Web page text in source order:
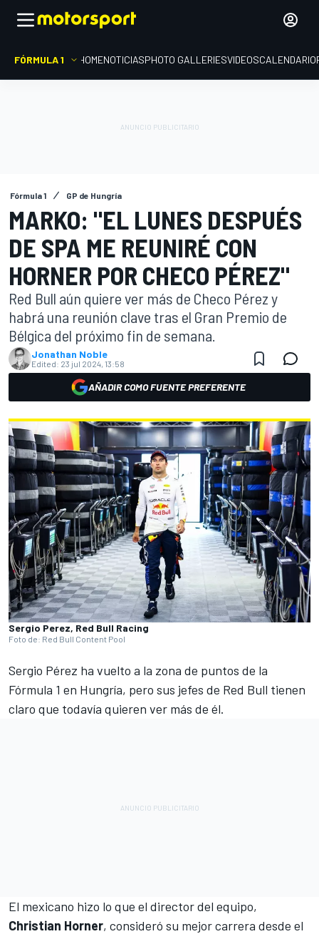
FÓRMULA 1 HOMENOTICIASPHOTO GALLERIESVIDEOSCALENDARIO
Fórmula 1 GP de Hungría
MARKO: "EL LUNES DESPUÉS
DE SPA ME REUNIRÉ CON
HORNER POR CHECO PÉREZ"
Red Bull aún quiere ver más de Checo Pérez y
habrá una reunión clave tras el Gran Premio de
Bélgica del próximo fin de semana.
Jonathan Noble
Edited: 23 jul 2024, 13:58
AÑADIR COMO FUENTE PREFERENTE
Sergio Perez, Red Bull Racing
Foto de: Red Bull Content Pool
Sergio Pérez ha vuelto a la zona de puntos de la
Fórmula 1 en Hungría, pero sus jefes de Red Bull tienen
claro que todavía quieren ver más de él.
El mexicano hizo lo que el director del equipo,
Christian Horner, consideró su mejor carrera desde el